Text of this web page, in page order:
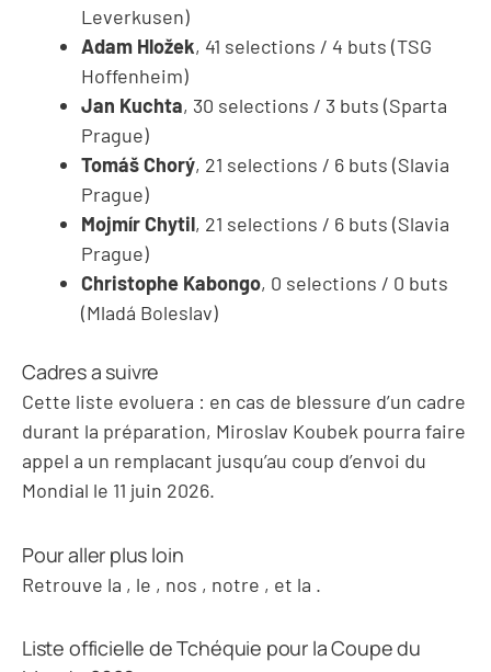
Leverkusen)
Adam Hložek, 41 selections / 4 buts (TSG
Hoffenheim)
Jan Kuchta, 30 selections / 3 buts (Sparta
Prague)
Tomáš Chorý, 21 selections / 6 buts (Slavia
Prague)
Mojmír Chytil, 21 selections / 6 buts (Slavia
Prague)
Christophe Kabongo, 0 selections / 0 buts
(Mladá Boleslav)
Cadres a suivre
Cette liste evoluera : en cas de blessure d’un cadre
durant la préparation, Miroslav Koubek pourra faire
appel a un remplacant jusqu’au coup d’envoi du
Mondial le 11 juin 2026.
Pour aller plus loin
Retrouve la , le , nos , notre , et la .
Liste officielle de Tchéquie pour la Coupe du